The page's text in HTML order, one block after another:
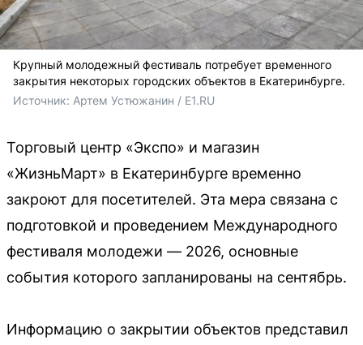
Крупный молодежный фестиваль потребует временного
закрытия некоторых городских объектов в Екатеринбурге.
Источник: Артем Устюжанин / E1.RU
Торговый центр «Экспо» и магазин
«ЖизньМарт» в Екатеринбурге временно
закроют для посетителей. Эта мера связана с
подготовкой и проведением Международного
фестиваля молодежи — 2026, основные
события которого запланированы на сентябрь.
Информацию о закрытии объектов представил